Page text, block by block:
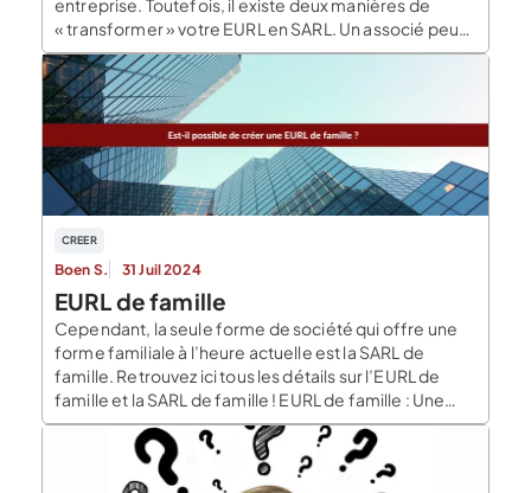
entreprise. Toutefois, il existe deux manières de
« transformer » votre EURL en SARL. Un associé peut
entrer par voie de cession de parts sociales ou par
création de nouvelles parts sociales. On vous
explique. Que signifie l’entrée d’un nouvel associé
dans […]
CREER
Boen S. 31 Juil 2024
EURL de famille
Cependant, la seule forme de société qui offre une
forme familiale à l’heure actuelle est la SARL de
famille. Retrouvez ici tous les détails sur l’EURL de
famille et la SARL de famille ! EURL de famille : Une
société qui n’existe pas L’EURL offre des avantages
conséquents à son associé unique. Cependant, il
reste impossible […]